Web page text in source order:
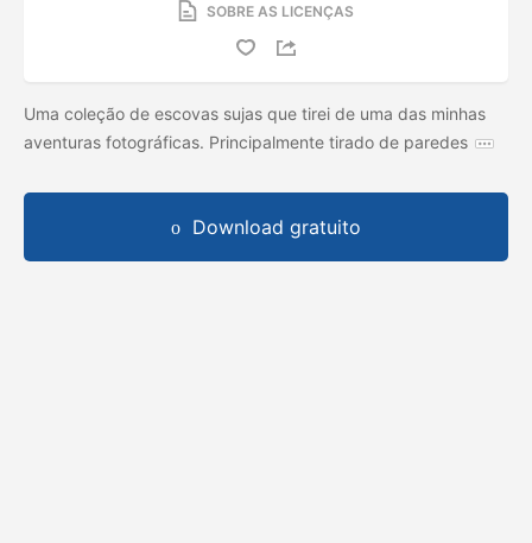
SOBRE AS LICENÇAS
Uma coleção de escovas sujas que tirei de uma das minhas
aventuras fotográficas. Principalmente tirado de paredes
Download gratuito